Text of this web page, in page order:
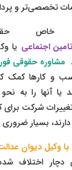
تخصصی‌تر و
خاص
اجتماعی یا
مشاوره حقوقی
و کارها کمک
یا آنها را به
شرکت برای
بسیار
وکیل دیوان
دچار اختلاف